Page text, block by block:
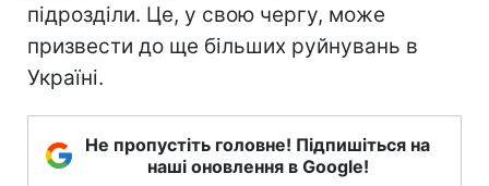
підрозділи. Це, у свою чергу, може
призвести до ще більших руйнувань в
Україні.
Не пропустіть головне! Підпишіться на
наші оновлення в Google!